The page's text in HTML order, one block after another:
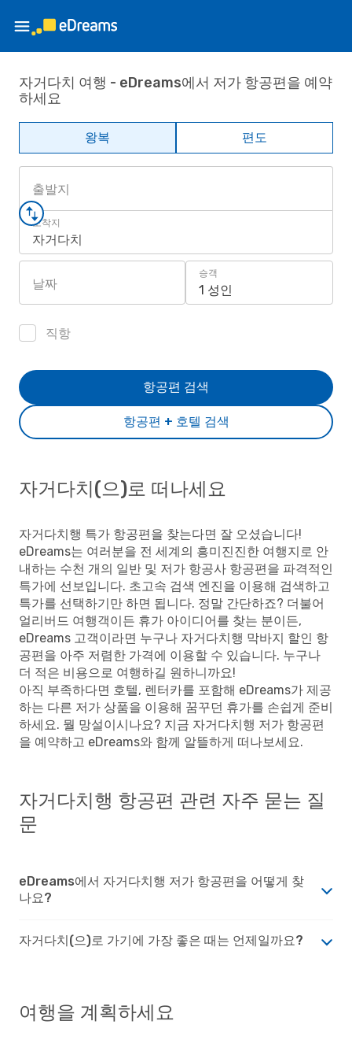
자거다치 여행 - eDreams에서 저가 항공편을 예약
하세요
왕복 편도
출발지
도착지
자거다치
날짜
승객
1 성인
직항
항공편 + 호텔 검색
항공편 검색
자거다치(으)로 떠나세요
자거다치행 특가 항공편을 찾는다면 잘 오셨습니다!
eDreams는 여러분을 전 세계의 흥미진진한 여행지로 안
내하는 수천 개의 일반 및 저가 항공사 항공편을 파격적인
특가에 선보입니다. 초고속 검색 엔진을 이용해 검색하고
특가를 선택하기만 하면 됩니다. 정말 간단하죠? 더불어
얼리버드 여행객이든 휴가 아이디어를 찾는 분이든,
eDreams 고객이라면 누구나 자거다치행 막바지 할인 항
공편을 아주 저렴한 가격에 이용할 수 있습니다. 누구나
더 적은 비용으로 여행하길 원하니까요!
아직 부족하다면 호텔, 렌터카를 포함해 eDreams가 제공
하는 다른 저가 상품을 이용해 꿈꾸던 휴가를 손쉽게 준비
하세요. 뭘 망설이시나요? 지금 자거다치행 저가 항공편
을 예약하고 eDreams와 함께 알뜰하게 떠나보세요.
자거다치행 항공편 관련 자주 묻는 질
문
eDreams에서 자거다치행 저가 항공편을 어떻게 찾
나요?
자거다치(으)로 가기에 가장 좋은 때는 언제일까요?
여행을 계획하세요